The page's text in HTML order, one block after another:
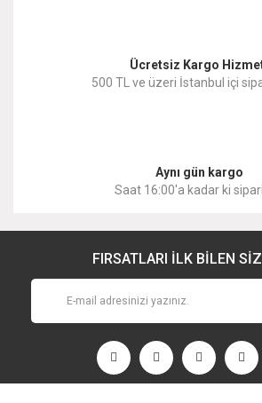
Ücretsiz Kargo
500 TL ve üzeri İstanbul içi
Aynı gün kargo
Saat 16:00'a kadar ki
FIRSATLARI İLK BİLEN